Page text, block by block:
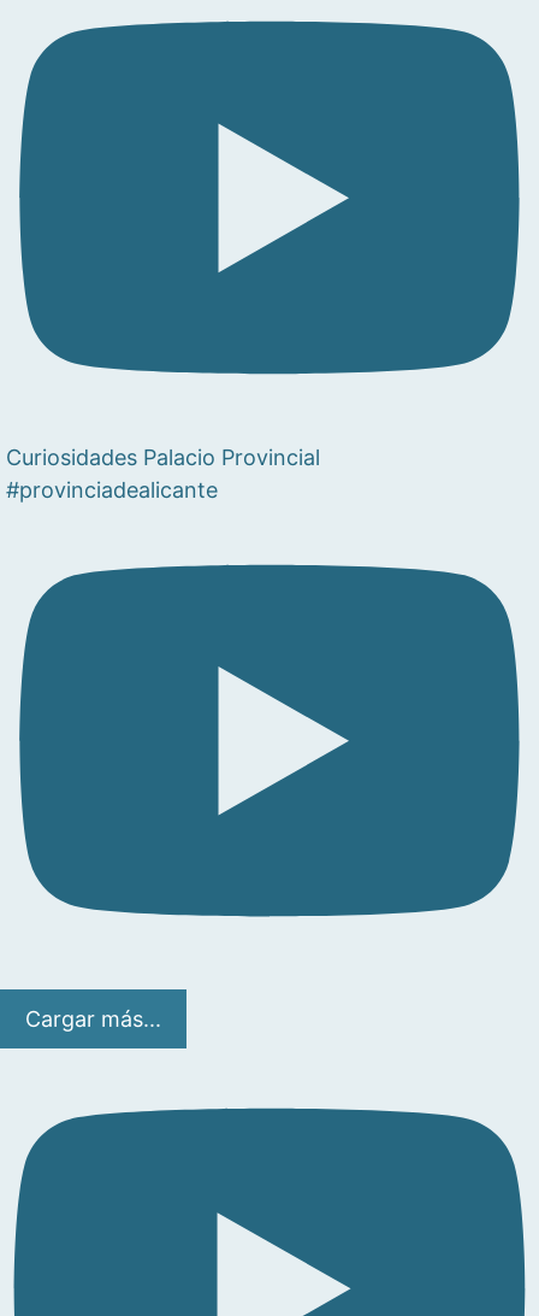
Curiosidades Palacio Provincial
#provinciadealicante
Cargar más...